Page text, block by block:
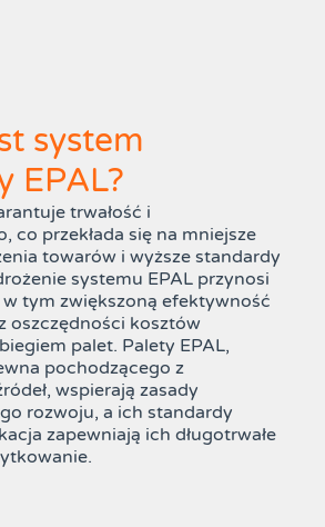
system
EPAL?
trwałość i
co przekłada się na mniejsze
towarów i wyższe standardy
systemu EPAL przynosi
tym zwiększoną efektywność
oszczędności kosztów
palet. Palety EPAL,
pochodzącego z
wspierają zasady
rozwoju, a ich standardy
zapewniają ich długotrwałe